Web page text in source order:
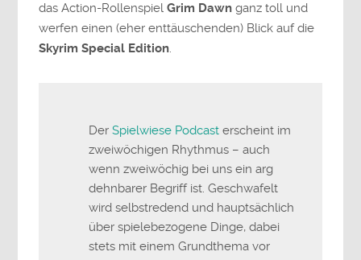
das Action-RollenspielGrim Dawn ganz toll und
werfen einen (eher enttäuschenden) Blick auf die
Skyrim Special Edition.
DerSpielwiese Podcast erscheint im
zweiwöchigen Rhythmus – auch
wenn zweiwöchig bei uns ein arg
dehnbarer Begriff ist. Geschwafelt
wird selbstredend und hauptsächlich
über spielebezogene Dinge, dabei
stets mit einem Grundthema vor